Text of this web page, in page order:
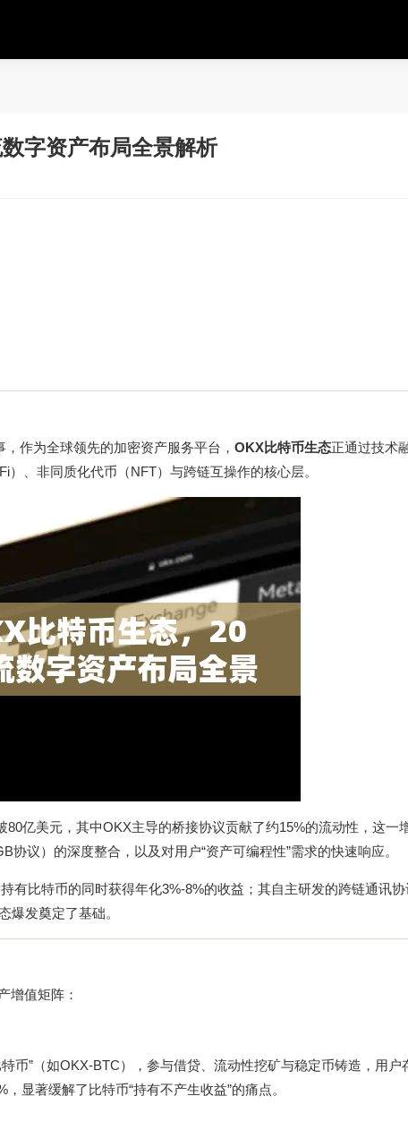
字资产布局全景解析
作为全球领先的加密资产服务平台， OKX比特币生态正通过技术
、非同质化代币（NFT）与跨链互操作的核心层。
亿美元，其中OKX主导的桥接协议贡献了约15%的流动性，这一
议）的深度整合，以及对用户“资产可编程性”需求的快速响应。
有比特币的同时获得年化3%-8%的收益；其自主研发的跨链通讯
爆发奠定了基础。
增值矩阵：
币”（如OKX-BTC），参与借贷、流动性挖矿与稳定币铸造，用户
显著缓解了比特币“持有不产生收益”的痛点。